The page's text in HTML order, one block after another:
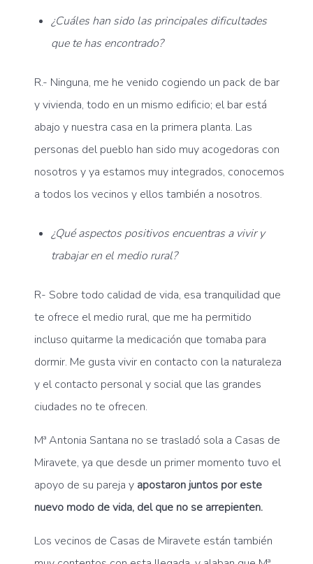
¿Cuáles han sido las principales dificultades
que te has encontrado?
R.- Ninguna, me he venido cogiendo un pack de bar
y vivienda, todo en un mismo edificio; el bar está
abajo y nuestra casa en la primera planta. Las
personas del pueblo han sido muy acogedoras con
nosotros y ya estamos muy integrados, conocemos
a todos los vecinos y ellos también a nosotros.
¿Qué aspectos positivos encuentras a vivir y
trabajar en el medio rural?
R- Sobre todo calidad de vida, esa tranquilidad que
te ofrece el medio rural, que me ha permitido
incluso quitarme la medicación que tomaba para
dormir. Me gusta vivir en contacto con la naturaleza
y el contacto personal y social que las grandes
ciudades no te ofrecen.
Mª Antonia Santana no se trasladó sola a Casas de
Miravete, ya que desde un primer momento tuvo el
apoyo de su pareja y apostaron juntos por este
nuevo modo de vida, del que no se arrepienten.
Los vecinos de Casas de Miravete están también